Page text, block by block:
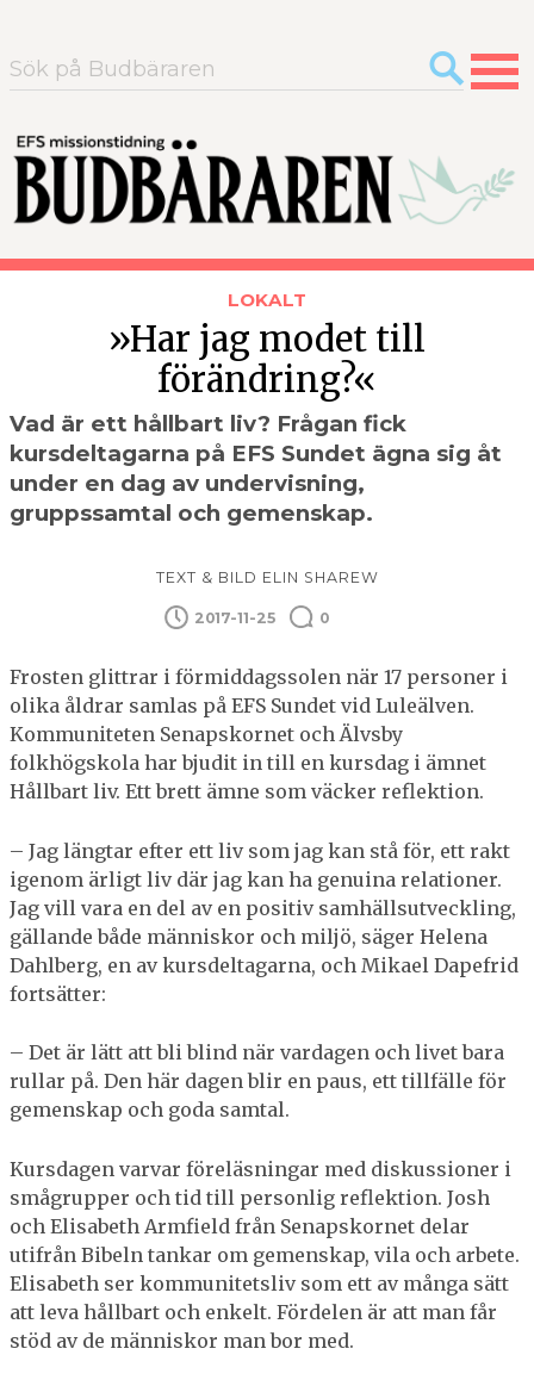
Sök
efter:
LOKALT
»Har jag modet till
förändring?«
Vad är ett hållbart liv? Frågan fick
kursdeltagarna på EFS Sundet ägna sig åt
under en dag av undervisning,
gruppssamtal och gemenskap.
TEXT & BILD ELIN SHAREW
2017-11-25 0
Frosten glittrar i förmiddagssolen när 17 personer i
olika åldrar samlas på EFS Sundet vid Luleälven.
Kommuniteten Senapskornet och Älvsby
folkhögskola har bjudit in till en kursdag i ämnet
Hållbart liv. Ett brett ämne som väcker reflektion.
– Jag längtar efter ett liv som jag kan stå för, ett rakt
igenom ärligt liv där jag kan ha genuina relationer.
Jag vill vara en del av en positiv samhällsutveckling,
gällande både människor och miljö, säger Helena
Dahlberg, en av kursdeltagarna, och Mikael Dape­frid
fortsätter:
– Det är lätt att bli blind när vardagen och livet bara
rullar på. Den här dagen blir en paus, ett tillfälle för
gemenskap och goda samtal.
Kursdagen varvar föreläsningar med diskussioner i
smågrupper och tid till personlig reflektion. Josh
och Elisabeth Armfield från Senapskornet delar
utifrån Bibeln tankar om gemenskap, vila och arbete.
Elisabeth ser kommunitetsliv som ett av många sätt
att leva hållbart och enkelt. Fördelen är att man får
stöd av de människor man bor med.